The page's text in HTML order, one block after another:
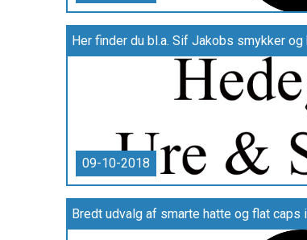
Her finder du bl.a. Sif Jakobs smykker
09-10-2018
Bredt udvalg af smarte hatte og flat